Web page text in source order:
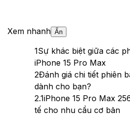
Xem nhanh Ẩn
1Sự khác biệt giữa các
iPhone 15 Pro Max
2Đánh giá chi tiết phiên
dành cho bạn?
2.1iPhone 15 Pro Max
tế cho nhu cầu cơ bản